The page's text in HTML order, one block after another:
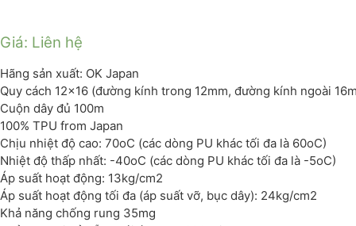
Giá: Liên hệ
Hãng sản xuất: OK Japan
Quy cách 12×16 (đường kính trong 12mm, đường kính ngoài
Cuộn dây đủ 100m
100% TPU from Japan
Chịu nhiệt độ cao: 70oC (các dòng PU khác tối đa là 60oC)
Nhiệt độ thấp nhất: -40oC (các dòng PU khác tối đa là -5oC)
Áp suất hoạt động: 13kg/cm2
Áp suất hoạt động tối đa (áp suất vỡ, bục dây): 24kg/cm2
Khả năng chống rung 35mg